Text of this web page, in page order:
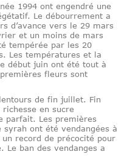
1994 ont engendré une
Le débourrement a
d’avance vers le 29 mars
et un moins de mars
tempérée par les 20
Les températures et la
début juin ont été tout à
fleurs sont
de fin juillet. Fin
en sucre
parfait. Les premières
ont été vendangées à
record de précocité pour
Le ban des vendanges a